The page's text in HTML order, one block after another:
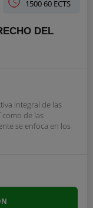
1500 60 ECTS
DEL
integral de las
como de las
se enfoca en los